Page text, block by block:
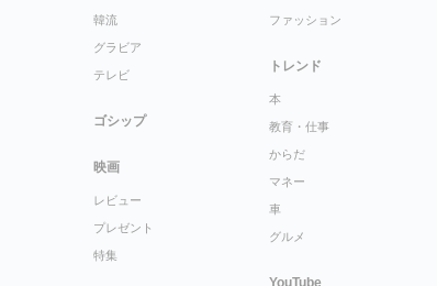
韓流
グラビア
テレビ
ゴシップ
映画
レビュー
プレゼント
特集
ファッション
トレンド
本
教育・仕事
からだ
マネー
車
グルメ
YouTube